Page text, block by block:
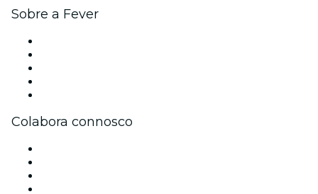
Sobre a Fever
Colabora connosco